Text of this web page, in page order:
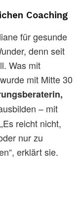
Coaching
für gesunde
denn seit
Was mit
mit Mitte 30
– mit
reicht nicht,
nur zu
erklärt sie.